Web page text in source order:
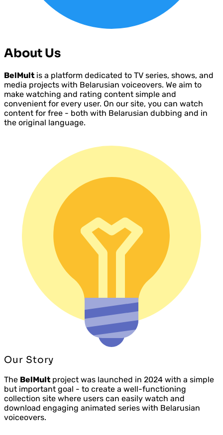
About Us
BelMult is a platform dedicated to TV series, shows, and
media projects with Belarusian voiceovers. We aim to
make watching and rating content simple and
convenient for every user. On our site, you can watch
content for free - both with Belarusian dubbing and in
the original language.
Our Story
The BelMult project was launched in 2024 with a simple
but important goal - to create a well-functioning
collection site where users can easily watch and
download engaging animated series with Belarusian
voiceovers.